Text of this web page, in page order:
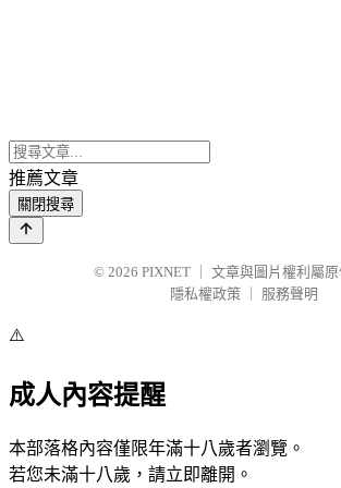
推薦文章
關閉搜尋
© 2026 PIXNET
文章與圖片權利屬
隱私權政策
服務聲明
⚠️
成人內容提醒
本部落格內容僅限年滿十八歲者瀏覽。
若您未滿十八歲，請立即離開。